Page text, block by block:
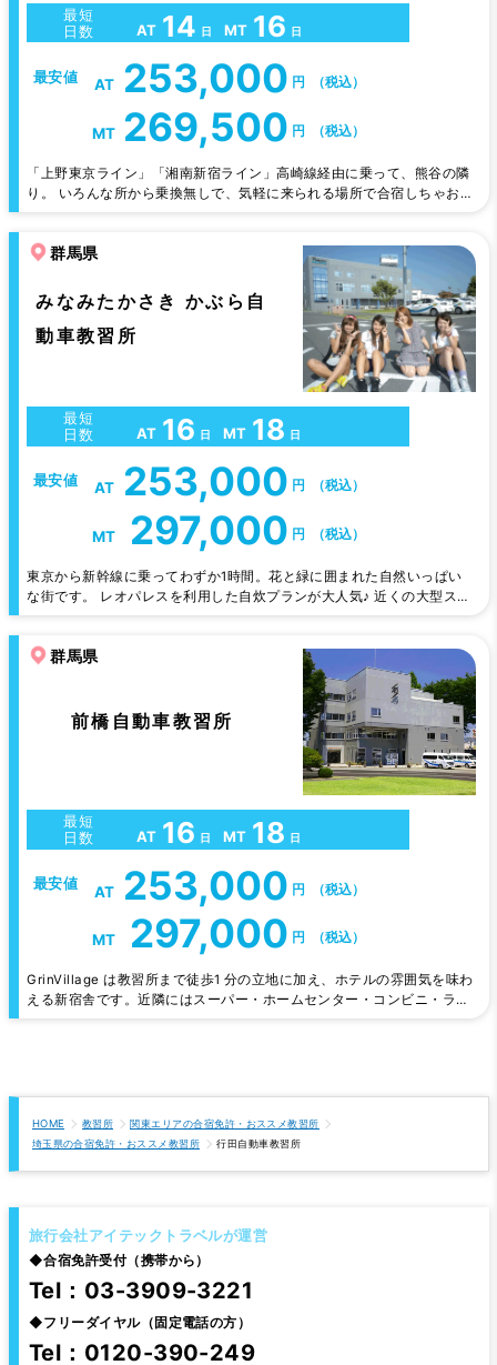
最短
日数
AT 14 日 MT 16 日
最安値 AT 253,000 円 （税込）
MT 269,500 円 （税込）
「上野東京ライン」「湘南新宿ライン」高崎線経由に乗って、熊谷の隣
り。 いろんな所から乗換無しで、気軽に来られる場所で合宿しちゃお
「GiGO」も。時間の使い方の幅もいろいろ広がるかも。関東近県から
の近場で快適な合宿免許はいかが？ 【合宿担当・指導員がらのアピー
ル】 当校は合…
群馬県
みなみたかさき かぶら自
動車教習所
最短
日数
AT 16 日 MT 18 日
最安値 AT 253,000 円 （税込）
MT 297,000 円 （税込）
東京から新幹線に乗ってわずか1時間。花と緑に囲まれた自然いっぱい
な街です。 レオパレスを利用した自炊プランが大人気♪ 近くの大型スー
きは、ちょっと足を延ばせば温泉やプール・美術館・公園など、レジャ
群馬県
前橋自動車教習所
最短
日数
AT 16 日 MT 18 日
最安値 AT 253,000 円 （税込）
MT 297,000 円 （税込）
GrinVillage は教習所まで徒歩1 分の立地に加え、ホテルの雰囲気を味わ
える新宿舎です。近隣にはスーパー・ホームセンター・コンビニ・ラー
HOME 教習所
関東エリアの合宿免許・おススメ教習所
埼玉県の合宿免許・おススメ教習所
行田自動車教習所
旅行会社アイテックトラベルが運営
◆合宿免許受付（携帯から）
Tel：03-3909-3221
◆フリーダイヤル（固定電話の方）
Tel：0120-390-249